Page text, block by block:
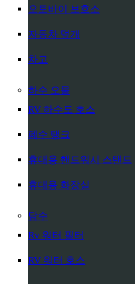
오토바이 보호소
자동차 덮개
차고
하수 오물
RV 하수도 호스
폐수 탱크
휴대용 핸드워시 스탠드
휴대용 화장실
담수
Rv 워터 필터
RV 워터 호스